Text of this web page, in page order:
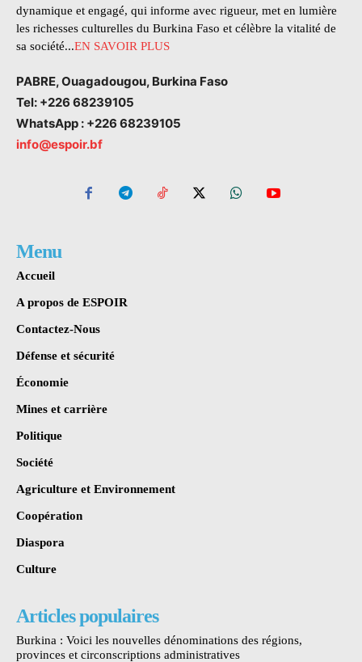
dynamique et engagé, qui informe avec rigueur, met en lumière
les richesses culturelles du Burkina Faso et célèbre la vitalité de
sa société...EN SAVOIR PLUS
PABRE, Ouagadougou, Burkina Faso
Tel: +226 68239105
WhatsApp : +226 68239105
info@espoir.bf
Menu
Accueil
A propos de ESPOIR
Contactez-Nous
Défense et sécurité
Économie
Mines et carrière
Politique
Société
Agriculture et Environnement
Coopération
Diaspora
Culture
Articles populaires
Burkina : Voici les nouvelles dénominations des régions,
provinces et circonscriptions administratives